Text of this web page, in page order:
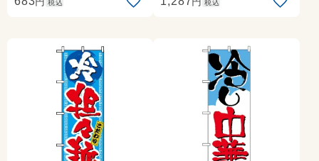
税込 税込